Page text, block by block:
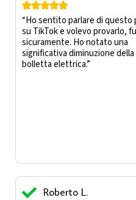

“Ho sentito parlare di
su TikTok e volevo provarlo,
sicuramente. Ho notato una
significativa diminuzione della
bolletta elettrica.”
Roberto L.